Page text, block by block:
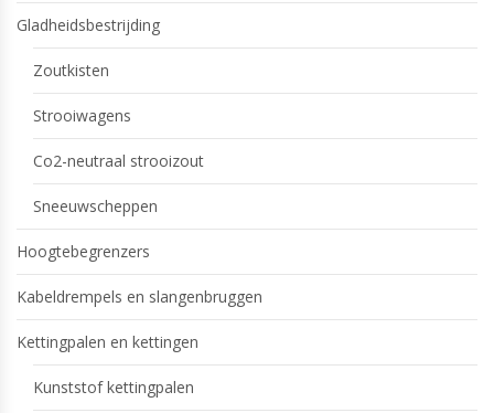
Gladheidsbestrijding
Zoutkisten
Strooiwagens
Co2-neutraal strooizout
Sneeuwscheppen
Hoogtebegrenzers
Kabeldrempels en slangenbruggen
Kettingpalen en kettingen
Kunststof kettingpalen